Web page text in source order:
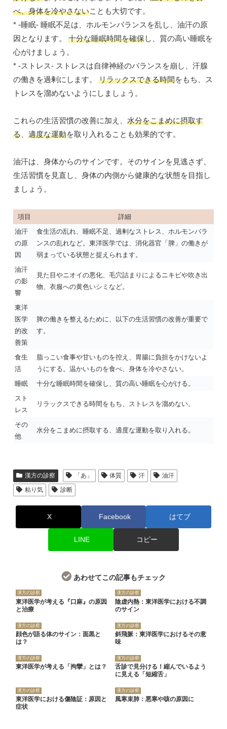
べ、身体を冷やさないことも大切です。
* -睡眠- 睡眠不足は、ホルモンバランスを乱し、油汗の原
因となります。 十分な睡眠時間を確保し、質の高い睡眠を
心がけましょう。
* -ストレス- ストレスは自律神経のバランスを崩し、汗腺
の働きを過剰にします。 リラックスできる時間をもち、ス
トレスを溜めないようにしましょう。
これらの生活習慣の改善に加え、 水分をこまめに摂取す
る、 適度な運動を取り入れることも効果的です。
油汗は、身体からのサインです。そのサインを見逃さず、
生活習慣を見直し、身体の内側から健康的な状態を目指し
ましょう。
項目
詳細
油汗
の原
因
食生活の乱れ、睡眠不足、過剰なストレス、ホルモンバラ
ンスの乱れなど。東洋医学では、消化器官「脾」の働きが
弱まっている状態と捉えられます。
油汗
の影
響
見た目やニオイの悪化、毛穴詰まりによるニキビや吹き出
物、衣服への黄色いシミなど。
東洋
医学
的改
善策
脾の働きを整えるために、以下の生活習慣の改善が重要で
す。
食生
活
脂っこい食事や甘いものを控え、胃腸に負担をかけないよ
うにする。温かいものを食べ、身体を冷やさない。
睡眠
十分な睡眠時間を確保し、質の高い睡眠を心がける。
スト
レス
リラックスできる時間をもち、ストレスを溜めない。
その
他
水分をこまめに摂取する、適度な運動を取り入れる。
漢方の診察 「あ」 体質 汗
油汗
粘り気
診断
X Facebook はてブ
LINE コピー
あわせてこの記事もチェック
漢方の診察
東洋医学が考える『口麻』の原因
と治療
漢方の診察
陰虚内熱：東洋医学における不調
のサイン
漢方の診察
顔色が語る体のサイン：面黒と
は？
漢方の診察
斜飛脈：東洋医学におけるその意
味
漢方の診察
東洋医学が考える「拘攣」とは？
漢方の診察
舌診で見分ける！縮んでいるよう
に見える「短縮舌」
漢方の診察
東洋医学における傷陰証：原因と
症状
漢方の診察
風寒束肺：悪寒や咳の原因に